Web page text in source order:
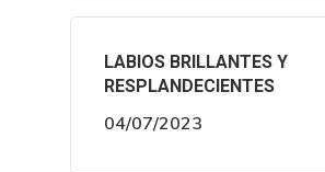
LABIOS BRILLANTES Y
RESPLANDECIENTES
04/07/2023